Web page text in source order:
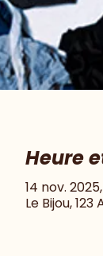
Heure
14 nov.
Le Bijou,